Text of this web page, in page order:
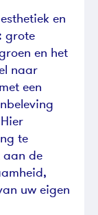
en
grote
en het
naar
een
te
aan de
uw eigen